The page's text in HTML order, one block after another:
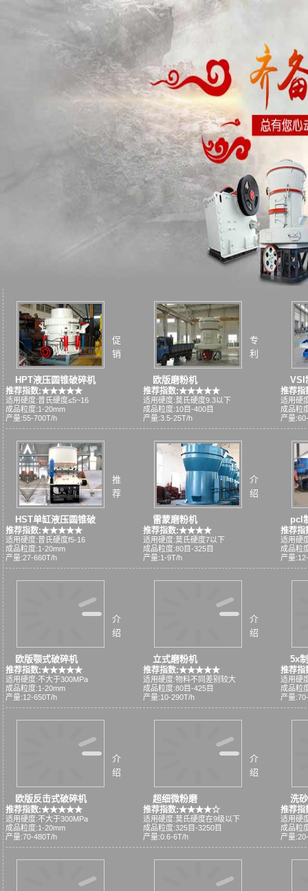
HPT液压圆锥破碎机
推荐指数:★★★★★
适用硬度:普氏硬度≤5~16
成品粒度:1-20mm
产量:55-700T/h
促
销
欧版磨粉机
推荐指数:★★★★★
适用硬度:莫氏硬度9.3以下
成品粒度:10目-400目
产量:3.5-25T/h
专
利
VSI
推荐
适用硬
成品粒
产量
HST单缸液压圆锥破
推荐指数:★★★★★
适用硬度:普氏硬度f5-16
成品粒度:1-20mm
产量:27-660T/h
推
荐
雷蒙磨粉机
推荐指数:★★★★
适用硬度:莫氏硬度7以下
成品粒度:80目-325目
产量:1-9T/h
介
绍
pcl
推荐
适用硬
成品粒
产量
欧版颚式破碎机
推荐指数:★★★★★
适用硬度:不大于300MPa
成品粒度:1-20mm
产量:12-650T/h
介
绍
立式磨粉机
推荐指数:★★★★★
适用硬度:物料不同差别较大
成品粒度:80目-425目
产量:10-290T/h
介
绍
5x
推荐
适用硬
成品粒
产量
欧版反击式破碎机
推荐指数:★★★★★
适用硬度:不大于300MPa
成品粒度:1-20mm
产量:70-480T/h
介
绍
超细微粉磨
推荐指数:★★★★☆
适用硬度:莫氏硬度在9级以下
成品粒度:325目-3250目
产量:0.6-6T/h
介
绍
洗
推荐
适用硬
成品粒
产量